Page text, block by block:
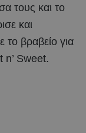
τους και το
και
βραβείο για
n’ Sweet.